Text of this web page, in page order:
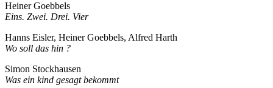
Heiner Goebbels
Eins. Zwei. Drei. Vier
Hanns Eisler, Heiner Goebbels, Alfred Harth
Wo soll das hin ?
Simon Stockhausen
Was ein kind gesagt bekommt